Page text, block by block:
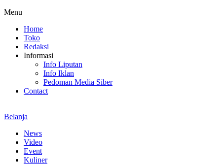
Menu
Home
Toko
Redaksi
Informasi
Info Liputan
Info Iklan
Pedoman Media Siber
Contact
Belanja
News
Video
Event
Kuliner